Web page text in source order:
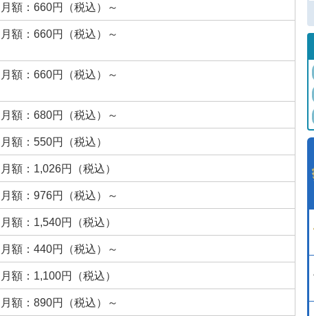
月額：660円（税込）～
月額：660円（税込）～
月額：660円（税込）～
月額：680円（税込）～
月額：550円（税込）
月額：1,026円（税込）
月額：976円（税込）～
月額：1,540円（税込）
月額：440円（税込）～
月額：1,100円（税込）
月額：890円（税込）～